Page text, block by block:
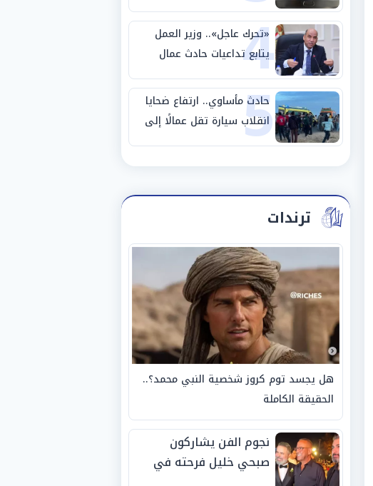
مصانع الفيوم
4
«تحرك عاجل».. وزير العمل
يتابع تداعيات حادث عمال
طريق بني سويف الصحراوي
5
حادث مأساوي.. ارتفاع ضحايا
انقلاب سيارة تقل عمالًا إلى
14 شخصًا
ترندات
هل يجسد توم كروز شخصية النبي محمد؟..
الحقيقة الكاملة
نجوم الفن يشاركون
صبحي خليل فرحته في